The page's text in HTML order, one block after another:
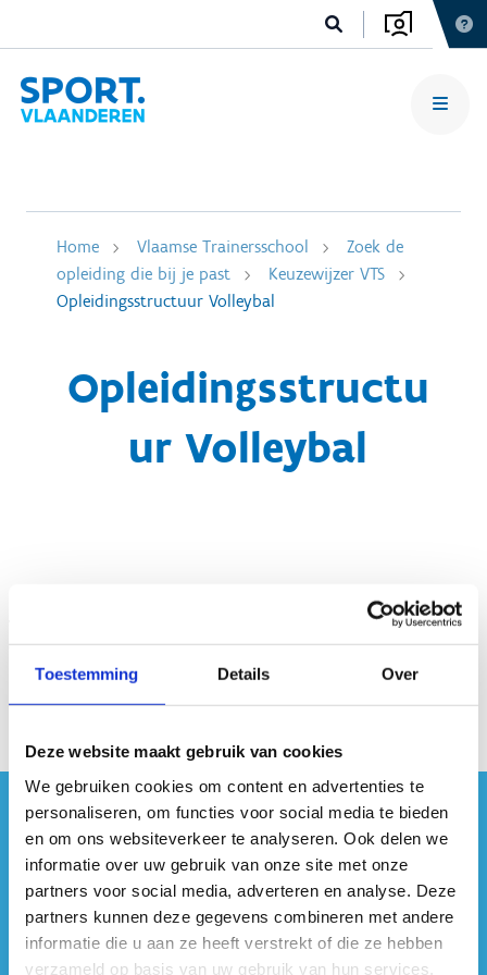
Toestemming Details Over
Deze website maakt gebruik van cookies
We gebruiken cookies om content en advertenties te
personaliseren, om functies voor social media te bieden
en om ons websiteverkeer te analyseren. Ook delen we
informatie over uw gebruik van onze site met onze
partners voor social media, adverteren en analyse. Deze
partners kunnen deze gegevens combineren met andere
informatie die u aan ze heeft verstrekt of die ze hebben
verzameld op basis van uw gebruik van hun services.
Home Vlaamse Trainersschool
Zoek de
opleiding die bij je past
Keuzewijzer VTS
Opleidingsstructuur Volleybal
Opleidingsstructu
ur Volleybal
#sportersbelevenmeer
ook op sociale media